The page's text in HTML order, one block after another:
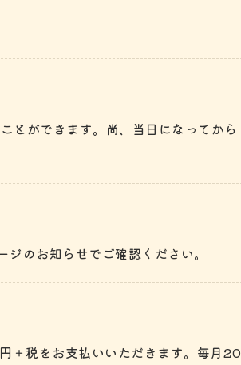
とができます。尚、当日になってから
のお知らせでご確認ください。
＋税をお支払いいただきます。毎月20